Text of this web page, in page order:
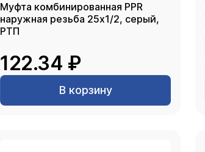
Муфта комбинированная PPR
наружная резьба 25х1/2, серый,
РТП
122.34 ₽
В корзину